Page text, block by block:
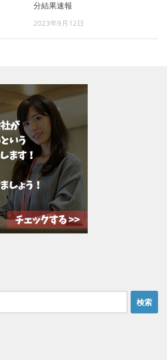
分結果速報
2023年9月12日